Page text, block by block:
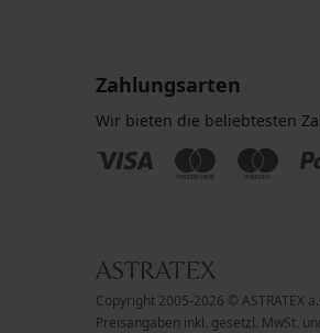
Zahlungsarten
Wir bieten die beliebtesten
Copyright 2005-2026 © ASTRATEX
Preisangaben inkl. gesetzl. MwSt.